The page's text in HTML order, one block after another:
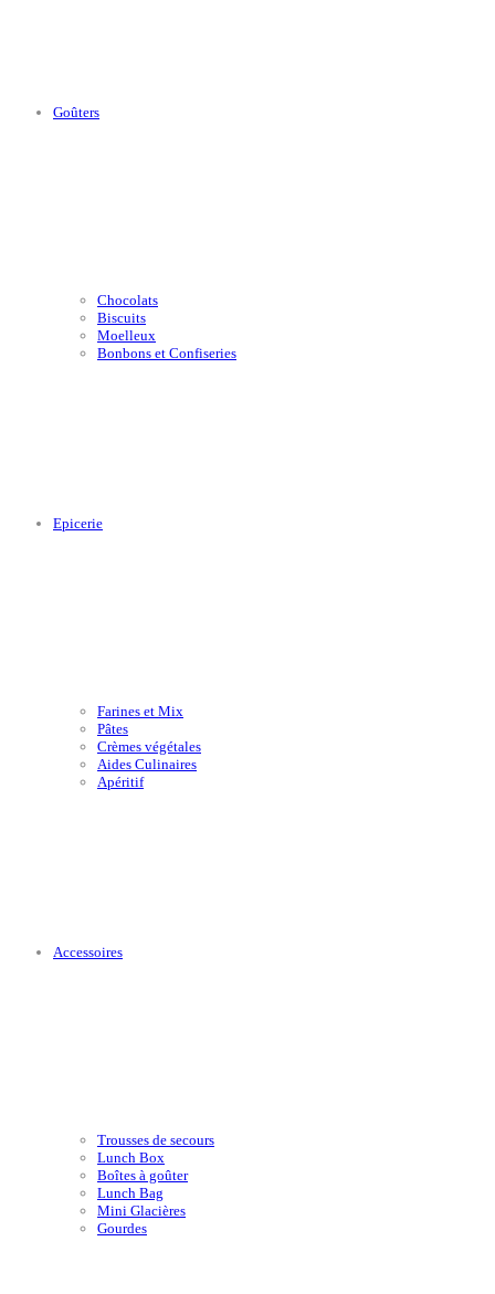
Goûters
Chocolats
Biscuits
Moelleux
Bonbons et Confiseries
Epicerie
Farines et Mix
Pâtes
Crèmes végétales
Aides Culinaires
Apéritif
Accessoires
Trousses de secours
Lunch Box
Boîtes à goûter
Lunch Bag
Mini Glacières
Gourdes